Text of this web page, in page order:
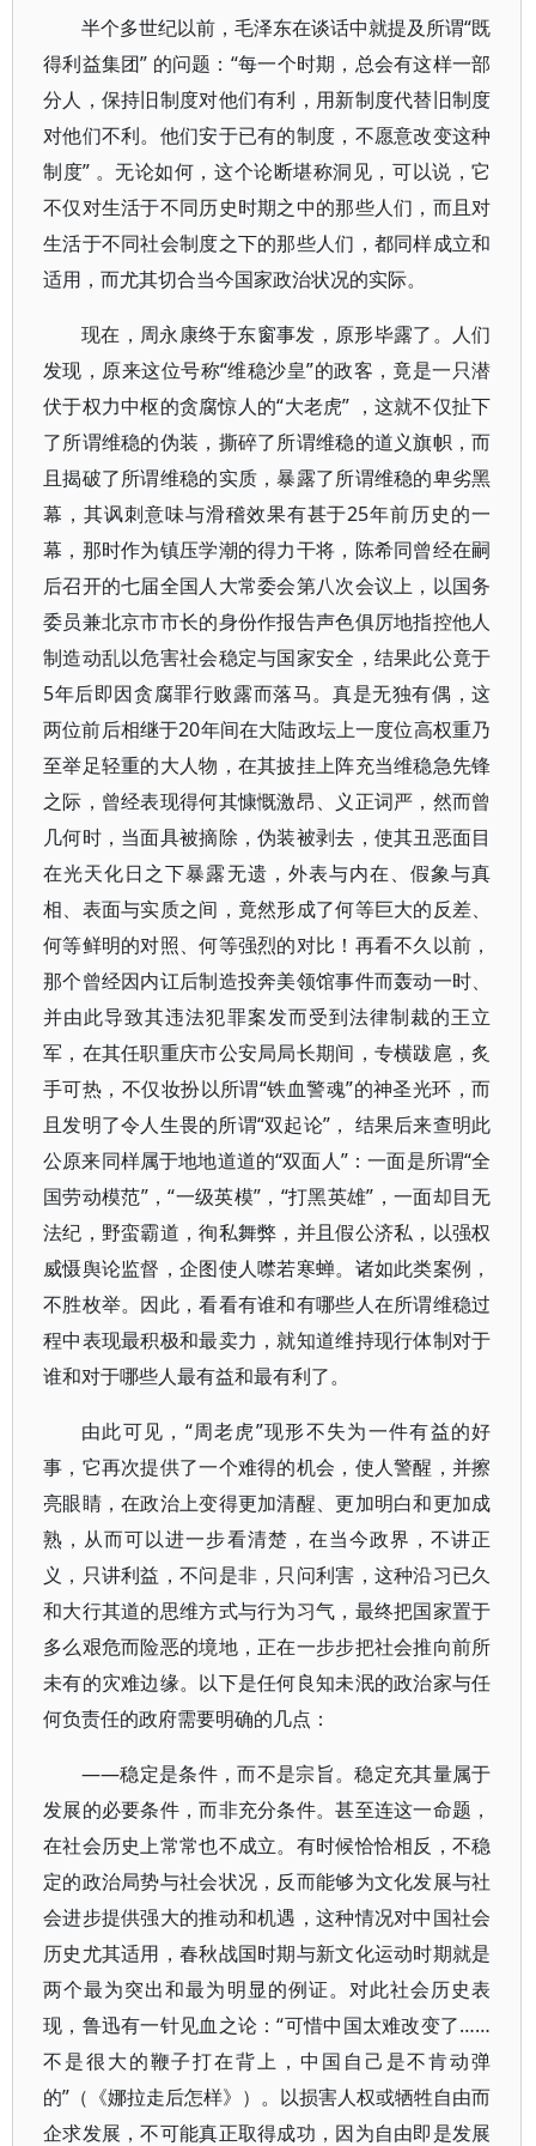
半个多世纪以前，毛泽东在谈话中就提及所谓“既
得利益集团” 的问题：“每一个时期，总会有这样一部
分人，保持旧制度对他们有利，用新制度代替旧制度
对他们不利。他们安于已有的制度，不愿意改变这种
制度” 。无论如何，这个论断堪称洞见，可以说，它
不仅对生活于不同历史时期之中的那些人们，而且对
生活于不同社会制度之下的那些人们，都同样成立和
适用，而尤其切合当今国家政治状况的实际。
现在，周永康终于东窗事发，原形毕露了。人们
发现，原来这位号称“维稳沙皇”的政客，竟是一只潜
伏于权力中枢的贪腐惊人的“大老虎” ，这就不仅扯下
了所谓维稳的伪装，撕碎了所谓维稳的道义旗帜，而
且揭破了所谓维稳的实质，暴露了所谓维稳的卑劣黑
幕，其讽刺意味与滑稽效果有甚于25年前历史的一
幕，那时作为镇压学潮的得力干将，陈希同曾经在嗣
后召开的七届全国人大常委会第八次会议上，以国务
委员兼北京市市长的身份作报告声色俱厉地指控他人
制造动乱以危害社会稳定与国家安全，结果此公竟于
5年后即因贪腐罪行败露而落马。真是无独有偶，这
两位前后相继于20年间在大陆政坛上一度位高权重乃
至举足轻重的大人物，在其披挂上阵充当维稳急先锋
之际，曾经表现得何其慷慨激昂、义正词严，然而曾
几何时，当面具被摘除，伪装被剥去，使其丑恶面目
在光天化日之下暴露无遗，外表与内在、假象与真
相、表面与实质之间，竟然形成了何等巨大的反差、
何等鲜明的对照、何等强烈的对比！再看不久以前，
那个曾经因内讧后制造投奔美领馆事件而轰动一时、
并由此导致其违法犯罪案发而受到法律制裁的王立
军，在其任职重庆市公安局局长期间，专横跋扈，炙
手可热，不仅妆扮以所谓“铁血警魂”的神圣光环，而
且发明了令人生畏的所谓“双起论”， 结果后来查明此
公原来同样属于地地道道的“双面人”：一面是所谓“全
国劳动模范”，“一级英模”，“打黑英雄”，一面却目无
法纪，野蛮霸道，徇私舞弊，并且假公济私，以强权
威慑舆论监督，企图使人噤若寒蝉。诸如此类案例，
不胜枚举。因此，看看有谁和有哪些人在所谓维稳过
程中表现最积极和最卖力，就知道维持现行体制对于
谁和对于哪些人最有益和最有利了。
由此可见，“周老虎”现形不失为一件有益的好
事，它再次提供了一个难得的机会，使人警醒，并擦
亮眼睛，在政治上变得更加清醒、更加明白和更加成
熟，从而可以进一步看清楚，在当今政界，不讲正
义，只讲利益，不问是非，只问利害，这种沿习已久
和大行其道的思维方式与行为习气，最终把国家置于
多么艰危而险恶的境地，正在一步步把社会推向前所
未有的灾难边缘。以下是任何良知未泯的政治家与任
何负责任的政府需要明确的几点：
——稳定是条件，而不是宗旨。稳定充其量属于
发展的必要条件，而非充分条件。甚至连这一命题，
在社会历史上常常也不成立。有时候恰恰相反，不稳
定的政治局势与社会状况，反而能够为文化发展与社
会进步提供强大的推动和机遇，这种情况对中国社会
历史尤其适用，春秋战国时期与新文化运动时期就是
两个最为突出和最为明显的例证。对此社会历史表
现，鲁迅有一针见血之论：“可惜中国太难改变了……
不是很大的鞭子打在背上，中国自己是不肯动弹
的”（《娜拉走后怎样》）。以损害人权或牺牲自由而
企求发展，不可能真正取得成功，因为自由即是发展